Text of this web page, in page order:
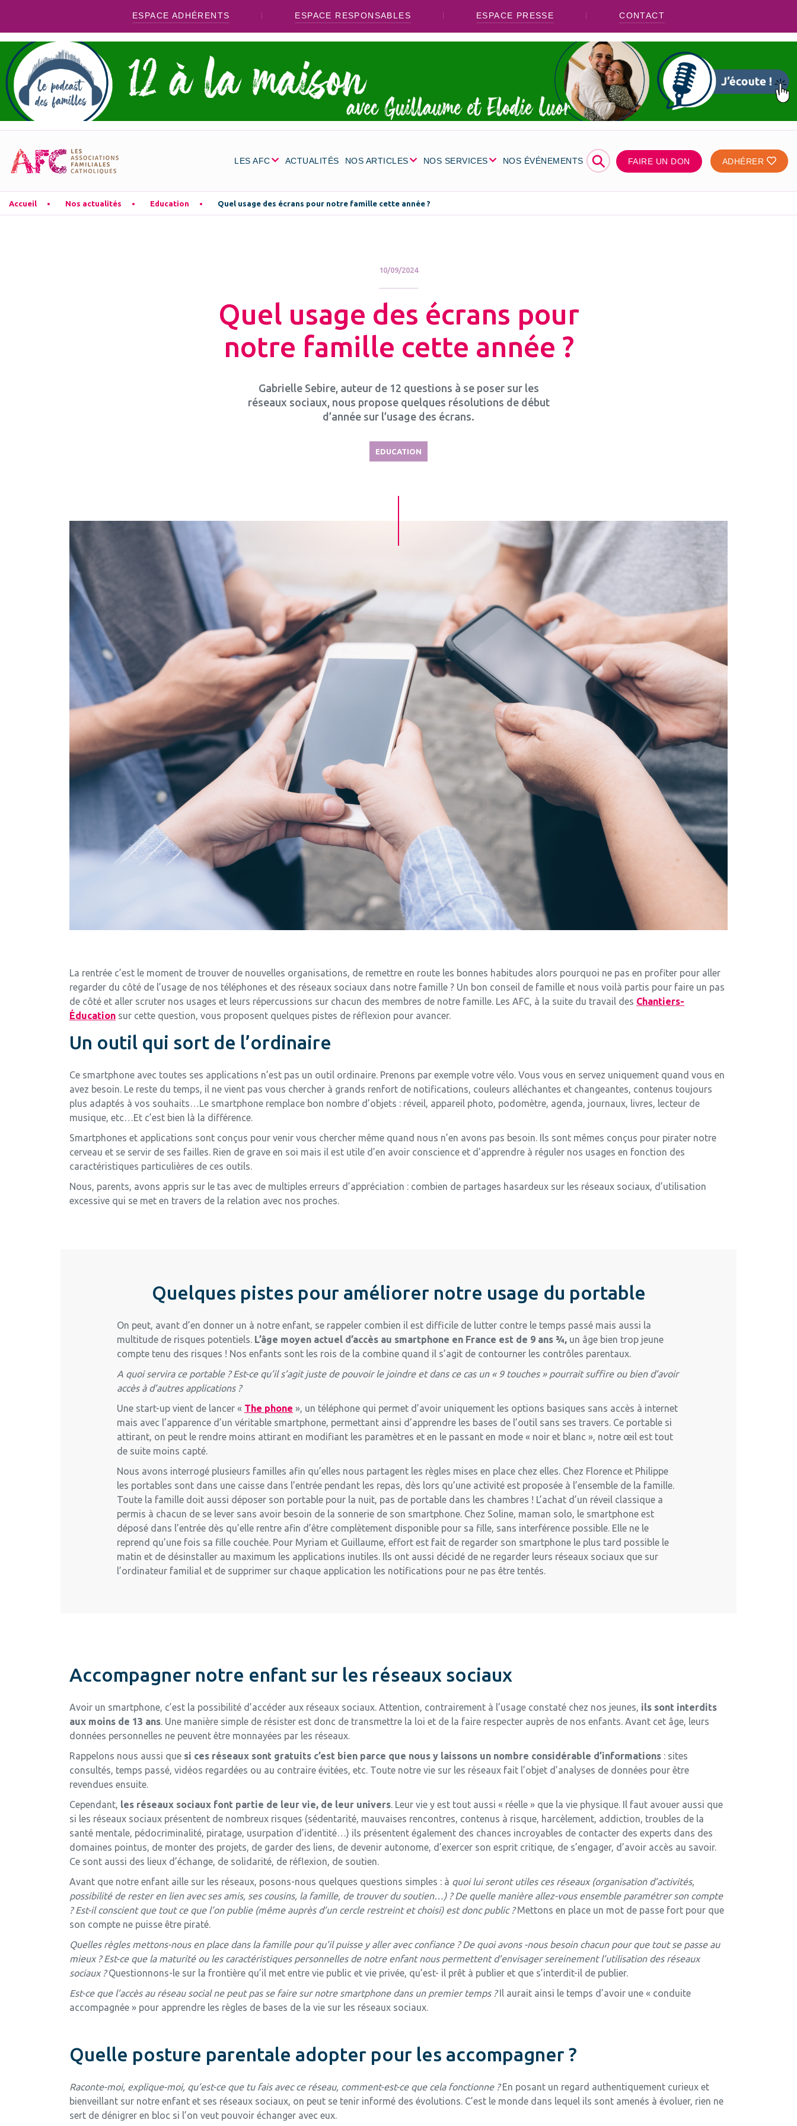
ESPACE ADHÉRENTS ESPACE RESPONSABLES ESPACE PRESSE CONTACT
LES AFC ACTUALITÉS NOS ARTICLES NOS SERVICES NOS ÉVÉNEMENTS ⚲ FAIRE UN DON ADHÉRER
Accueil Nos actualités Education Quel usage des écrans pour notre famille cette année ?
10/09/2024
Quel usage des écrans pour
notre famille cette année ?
Gabrielle Sebire, auteur de 12 questions à se poser sur les
réseaux sociaux, nous propose quelques résolutions de début
d’année sur l’usage des écrans.
EDUCATION
La rentrée c’est le moment de trouver de nouvelles organisations, de remettre en route les bonnes habitudes alors pourquoi ne pas en profiter pour aller
regarder du côté de l’usage de nos téléphones et des réseaux sociaux dans notre famille ? Un bon conseil de famille et nous voilà partis pour faire un pas
de côté et aller scruter nos usages et leurs répercussions sur chacun des membres de notre famille. Les AFC, à la suite du travail des Chantiers-
Éducation sur cette question, vous proposent quelques pistes de réflexion pour avancer.
Un outil qui sort de l’ordinaire
Ce smartphone avec toutes ses applications n’est pas un outil ordinaire. Prenons par exemple votre vélo. Vous vous en servez uniquement quand vous en
avez besoin. Le reste du temps, il ne vient pas vous chercher à grands renfort de notifications, couleurs alléchantes et changeantes, contenus toujours
plus adaptés à vos souhaits…Le smartphone remplace bon nombre d’objets : réveil, appareil photo, podomètre, agenda, journaux, livres, lecteur de
musique, etc…Et c’est bien là la différence.
Smartphones et applications sont conçus pour venir vous chercher même quand nous n’en avons pas besoin. Ils sont mêmes conçus pour pirater notre
cerveau et se servir de ses failles. Rien de grave en soi mais il est utile d’en avoir conscience et d’apprendre à réguler nos usages en fonction des
caractéristiques particulières de ces outils.
Nous, parents, avons appris sur le tas avec de multiples erreurs d’appréciation : combien de partages hasardeux sur les réseaux sociaux, d’utilisation
excessive qui se met en travers de la relation avec nos proches.
Quelques pistes pour améliorer notre usage du portable
On peut, avant d’en donner un à notre enfant, se rappeler combien il est difficile de lutter contre le temps passé mais aussi la
multitude de risques potentiels. L’âge moyen actuel d’accès au smartphone en France est de 9 ans ¾, un âge bien trop jeune
compte tenu des risques ! Nos enfants sont les rois de la combine quand il s’agit de contourner les contrôles parentaux.
A quoi servira ce portable ? Est-ce qu’il s’agit juste de pouvoir le joindre et dans ce cas un « 9 touches » pourrait suffire ou bien d’avoir
accès à d’autres applications ?
Une start-up vient de lancer « The phone », un téléphone qui permet d’avoir uniquement les options basiques sans accès à internet
mais avec l’apparence d’un véritable smartphone, permettant ainsi d’apprendre les bases de l’outil sans ses travers. Ce portable si
attirant, on peut le rendre moins attirant en modifiant les paramètres et en le passant en mode « noir et blanc », notre œil est tout
de suite moins capté.
Nous avons interrogé plusieurs familles afin qu’elles nous partagent les règles mises en place chez elles. Chez Florence et Philippe
les portables sont dans une caisse dans l’entrée pendant les repas, dès lors qu’une activité est proposée à l’ensemble de la famille.
Toute la famille doit aussi déposer son portable pour la nuit, pas de portable dans les chambres ! L’achat d’un réveil classique a
permis à chacun de se lever sans avoir besoin de la sonnerie de son smartphone. Chez Soline, maman solo, le smartphone est
déposé dans l’entrée dès qu’elle rentre afin d’être complètement disponible pour sa fille, sans interférence possible. Elle ne le
reprend qu’une fois sa fille couchée. Pour Myriam et Guillaume, effort est fait de regarder son smartphone le plus tard possible le
matin et de désinstaller au maximum les applications inutiles. Ils ont aussi décidé de ne regarder leurs réseaux sociaux que sur
l’ordinateur familial et de supprimer sur chaque application les notifications pour ne pas être tentés.
Accompagner notre enfant sur les réseaux sociaux
Avoir un smartphone, c’est la possibilité d’accéder aux réseaux sociaux. Attention, contrairement à l’usage constaté chez nos jeunes, ils sont interdits
aux moins de 13 ans. Une manière simple de résister est donc de transmettre la loi et de la faire respecter auprès de nos enfants. Avant cet âge, leurs
données personnelles ne peuvent être monnayées par les réseaux.
Rappelons nous aussi que si ces réseaux sont gratuits c’est bien parce que nous y laissons un nombre considérable d’informations : sites
consultés, temps passé, vidéos regardées ou au contraire évitées, etc. Toute notre vie sur les réseaux fait l’objet d’analyses de données pour être
revendues ensuite.
Cependant, les réseaux sociaux font partie de leur vie, de leur univers. Leur vie y est tout aussi « réelle » que la vie physique. Il faut avouer aussi que
si les réseaux sociaux présentent de nombreux risques (sédentarité, mauvaises rencontres, contenus à risque, harcèlement, addiction, troubles de la
santé mentale, pédocriminalité, piratage, usurpation d’identité…) ils présentent également des chances incroyables de contacter des experts dans des
domaines pointus, de monter des projets, de garder des liens, de devenir autonome, d’exercer son esprit critique, de s’engager, d’avoir accès au savoir.
Ce sont aussi des lieux d’échange, de solidarité, de réflexion, de soutien.
Avant que notre enfant aille sur les réseaux, posons-nous quelques questions simples : à quoi lui seront utiles ces réseaux (organisation d’activités,
possibilité de rester en lien avec ses amis, ses cousins, la famille, de trouver du soutien…) ? De quelle manière allez-vous ensemble paramétrer son compte
? Est-il conscient que tout ce que l’on publie (même auprès d’un cercle restreint et choisi) est donc public ?Mettons en place un mot de passe fort pour que
son compte ne puisse être piraté.
Quelles règles mettons-nous en place dans la famille pour qu’il puisse y aller avec confiance ? De quoi avons -nous besoin chacun pour que tout se passe au
mieux ? Est-ce que la maturité ou les caractéristiques personnelles de notre enfant nous permettent d’envisager sereinement l’utilisation des réseaux
sociaux ? Questionnons-le sur la frontière qu’il met entre vie public et vie privée, qu’est- il prêt à publier et que s’interdit-il de publier.
Est-ce que l’accès au réseau social ne peut pas se faire sur notre smartphone dans un premier temps ?Il aurait ainsi le temps d’avoir une « conduite
accompagnée » pour apprendre les règles de bases de la vie sur les réseaux sociaux.
Quelle posture parentale adopter pour les accompagner ?
Raconte-moi, explique-moi, qu’est-ce que tu fais avec ce réseau, comment-est-ce que cela fonctionne ?En posant un regard authentiquement curieux et
bienveillant sur notre enfant et ses réseaux sociaux, on peut se tenir informé des évolutions. C’est le monde dans lequel ils sont amenés à évoluer, rien ne
sert de dénigrer en bloc si l’on veut pouvoir échanger avec eux.